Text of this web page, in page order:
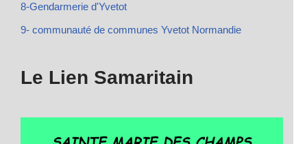
8-Gendarmerie d'Yvetot
9- communauté de communes Yvetot Normandie
Le Lien Samaritain